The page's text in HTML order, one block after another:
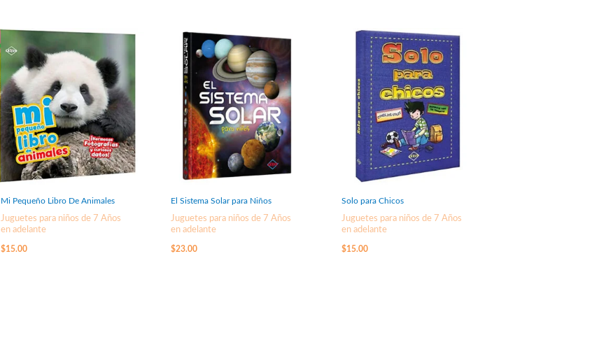
Mi Pequeño Libro De Animales
Juguetes para niños de 7 Años
en adelante
$15.00
El Sistema Solar para Niños
Juguetes para niños de 7 Años
en adelante
$23.00
Solo para Chicos
Juguetes para niños de 7 Años
en adelante
$15.00